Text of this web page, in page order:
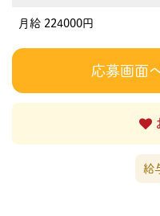
月給 224000円
応募画面
給